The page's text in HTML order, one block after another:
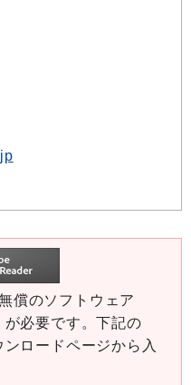
償のソフトウェア
必要です。下記の
ロードページから入